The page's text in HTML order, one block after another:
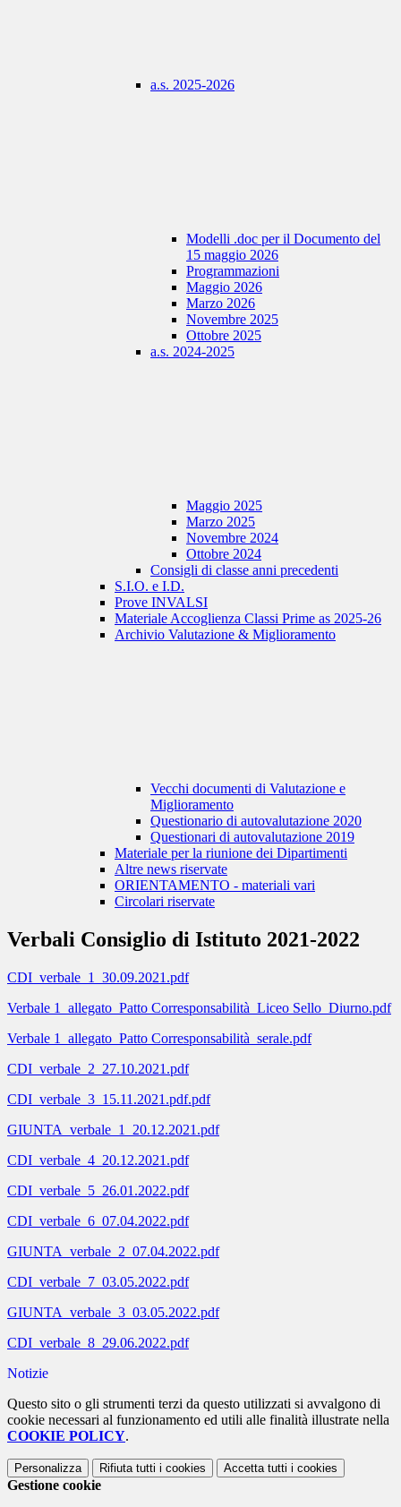
a.s. 2025-2026
Modelli .doc per il Documento del
15 maggio 2026
Programmazioni
Maggio 2026
Marzo 2026
Novembre 2025
Ottobre 2025
a.s. 2024-2025
Maggio 2025
Marzo 2025
Novembre 2024
Ottobre 2024
Consigli di classe anni precedenti
S.I.O. e I.D.
Prove INVALSI
Materiale Accoglienza Classi Prime as 2025-26
Archivio Valutazione & Miglioramento
Vecchi documenti di Valutazione e
Miglioramento
Questionario di autovalutazione 2020
Questionari di autovalutazione 2019
Materiale per la riunione dei Dipartimenti
Altre news riservate
ORIENTAMENTO - materiali vari
Circolari riservate
Verbali Consiglio di Istituto 2021-2022
CDI_verbale_1_30.09.2021.pdf
Verbale 1_allegato_Patto Corresponsabilità_Liceo Sello_Diurno.pdf
Verbale 1_allegato_Patto Corresponsabilità_serale.pdf
CDI_verbale_2_27.10.2021.pdf
CDI_verbale_3_15.11.2021.pdf.pdf
GIUNTA_verbale_1_20.12.2021.pdf
CDI_verbale_4_20.12.2021.pdf
CDI_verbale_5_26.01.2022.pdf
CDI_verbale_6_07.04.2022.pdf
GIUNTA_verbale_2_07.04.2022.pdf
CDI_verbale_7_03.05.2022.pdf
GIUNTA_verbale_3_03.05.2022.pdf
CDI_verbale_8_29.06.2022.pdf
Notizie
Questo sito o gli strumenti terzi da questo utilizzati si avvalgono di
cookie necessari al funzionamento ed utili alle finalità illustrate nella
COOKIE POLICY.
Personalizza Rifiuta tutti i cookies Accetta tutti i cookies
Gestione cookie